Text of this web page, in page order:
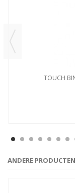
TOUCH
ANDERE